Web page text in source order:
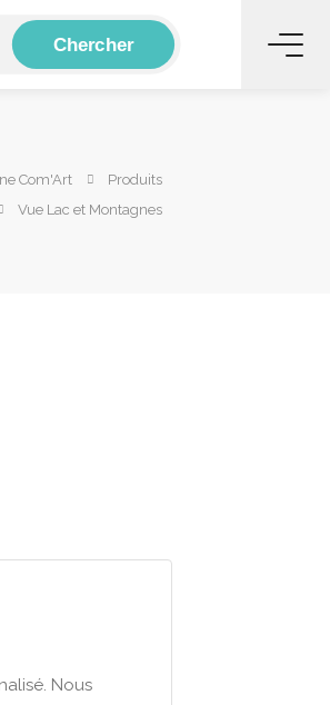
Chercher
Com'Art
Produits
Vue Lac et Montagnes
Nous